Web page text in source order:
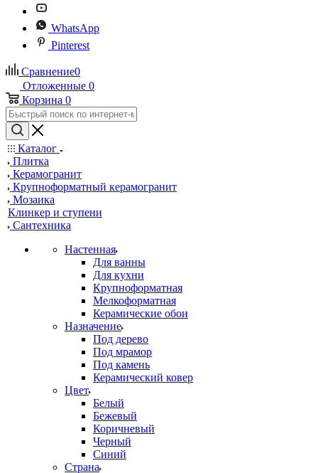
WhatsApp
Pinterest
Сравнение0
Отложенные 0
Корзина 0
Каталог
Плитка
Керамогранит
Крупноформатный керамогранит
Мозаика
Клинкер и ступени
Сантехника
Настенная
Для ванны
Для кухни
Крупноформатная
Мелкоформатная
Керамические обои
Назначение
Под дерево
Под мрамор
Под камень
Керамический ковер
Цвет
Белый
Бежевый
Коричневый
Черный
Синий
Страна